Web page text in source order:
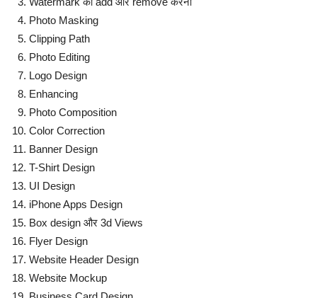
Photo Masking
Clipping Path
Photo Editing
Logo Design
Enhancing
Photo Composition
Color Correction
Banner Design
T-Shirt Design
UI Design
iPhone Apps Design
Box design और 3d Views
Flyer Design
Website Header Design
Website Mockup